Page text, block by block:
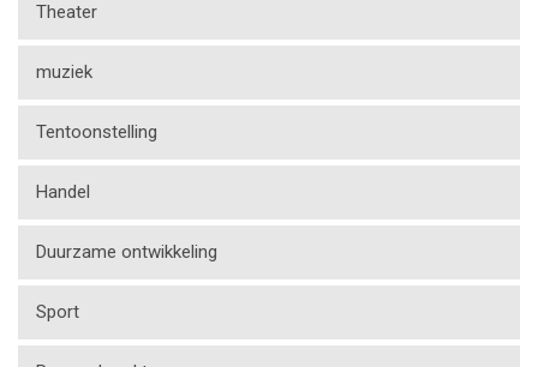
Theater
muziek
Tentoonstelling
Handel
Duurzame ontwikkeling
Sport